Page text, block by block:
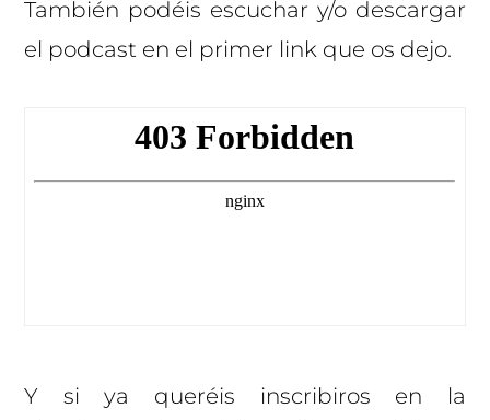
También podéis escuchar y/o descargar
el podcast en el primer link que os dejo.
Y si ya queréis inscribiros en la